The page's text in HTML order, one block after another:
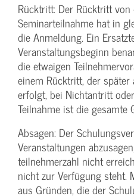
Rücktritt: Der Rücktritt
Seminarteilnahme hat in
die Anmeldung. Ein
Veranstaltungs­beginn
die etwaigen
einem Rücktritt, der
erfolgt, bei Nichtantritt
Teilnahme ist die gesamte
Absagen: Der
Veranstaltungen
teilnehmerzahl nicht
nicht zur Verfügung steht.
aus Gründen, die der